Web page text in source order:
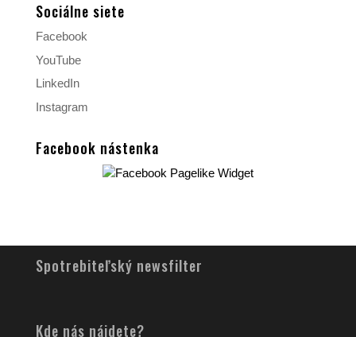
Sociálne siete
Facebook
YouTube
LinkedIn
Instagram
Facebook nástenka
Spotrebiteľský newsfilter
Kde nás nájdete?